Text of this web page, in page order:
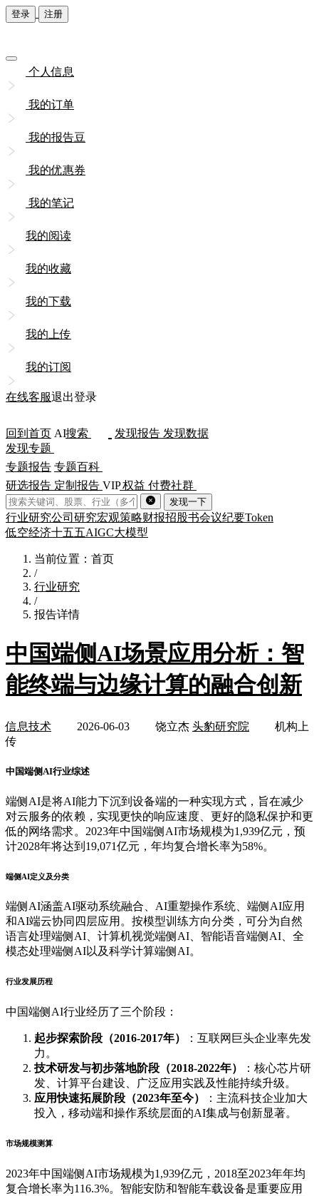
登录 注册
个人信息
我的订单
我的报告豆
我的优惠券
我的笔记
我的阅读
我的收藏
我的下载
我的上传
我的订阅
在线客服退出登录
回到首页 AI搜索 发现报告 发现数据
发现专题
专题报告 专题百科
研选报告 定制报告 VIP权益 付费社群
发现一下
行业研究公司研究宏观策略财报招股书会议纪要Token
低空经济十五五AIGC大模型
当前位置：首页
/
行业研究
/
报告详情
中国端侧AI场景应用分析：智
能终端与边缘计算的融合创新
信息技术 2026-06-03 饶立杰 头豹研究院
机构上
传
中国端侧AI行业综述
端侧AI是将AI能力下沉到设备端的一种实现方式，旨在减少
对云服务的依赖，实现更快的响应速度、更好的隐私保护和更
低的网络需求。2023年中国端侧AI市场规模为1,939亿元，预
计2028年将达到19,071亿元，年均复合增长率为58%。
端侧AI定义及分类
端侧AI涵盖AI驱动系统融合、AI重塑操作系统、端侧AI应用
和AI端云协同四层应用。按模型训练方向分类，可分为自然
语言处理端侧AI、计算机视觉端侧AI、智能语音端侧AI、全
模态处理端侧AI以及科学计算端侧AI。
行业发展历程
中国端侧AI行业经历了三个阶段：
起步探索阶段（2016-2017年）
：互联网巨头企业率先发
力。
技术研发与初步落地阶段（2018-2022年）
：核心芯片研
发、计算平台建设、广泛应用实践及性能持续升级。
应用快速拓展阶段（2023年至今）
：主流科技企业加大
投入，移动端和操作系统层面的AI集成与创新显著。
市场规模测算
2023年中国端侧AI市场规模为1,939亿元，2018至2023年年均
复合增长率为116.3%。智能安防和智能车载设备是重要应用